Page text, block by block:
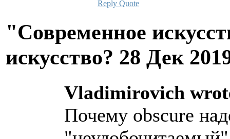
Reply Quote
"Современное
искусство? 28 Дек
Vladimirovich
Почему obscure